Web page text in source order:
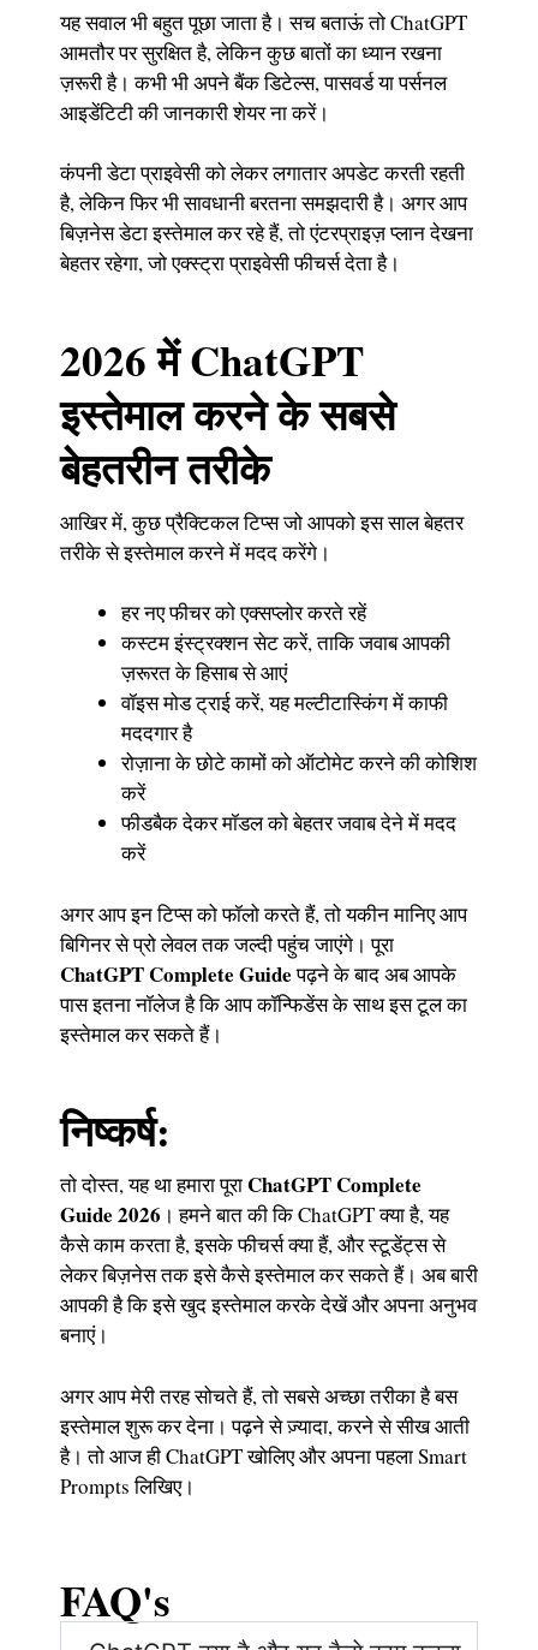
यह सवाल भी बहुत पूछा जाता है। सच बताऊं तो ChatGPT
आमतौर पर सुरक्षित है, लेकिन कुछ बातों का ध्यान रखना
ज़रूरी है। कभी भी अपने बैंक डिटेल्स, पासवर्ड या पर्सनल
आइडेंटिटी की जानकारी शेयर ना करें।
कंपनी डेटा प्राइवेसी को लेकर लगातार अपडेट करती रहती
है, लेकिन फिर भी सावधानी बरतना समझदारी है। अगर आप
बिज़नेस डेटा इस्तेमाल कर रहे हैं, तो एंटरप्राइज़ प्लान देखना
बेहतर रहेगा, जो एक्स्ट्रा प्राइवेसी फीचर्स देता है।
2026 में ChatGPT
इस्तेमाल करने के सबसे
बेहतरीन तरीके
आखिर में, कुछ प्रैक्टिकल टिप्स जो आपको इस साल बेहतर
तरीके से इस्तेमाल करने में मदद करेंगे।
हर नए फीचर को एक्सप्लोर करते रहें
कस्टम इंस्ट्रक्शन सेट करें, ताकि जवाब आपकी
ज़रूरत के हिसाब से आएं
वॉइस मोड ट्राई करें, यह मल्टीटास्किंग में काफी
मददगार है
रोज़ाना के छोटे कामों को ऑटोमेट करने की कोशिश
करें
फीडबैक देकर मॉडल को बेहतर जवाब देने में मदद
करें
अगर आप इन टिप्स को फॉलो करते हैं, तो यकीन मानिए आप
बिगिनर से प्रो लेवल तक जल्दी पहुंच जाएंगे। पूरा
ChatGPT Complete Guideपढ़ने के बाद अब आपके
पास इतना नॉलेज है कि आप कॉन्फिडेंस के साथ इस टूल का
इस्तेमाल कर सकते हैं।
निष्कर्ष:
तो दोस्त, यह था हमारा पूराChatGPT Complete
Guide 2026 । हमने बात की कि ChatGPT क्या है, यह
कैसे काम करता है, इसके फीचर्स क्या हैं, और स्टूडेंट्स से
लेकर बिज़नेस तक इसे कैसे इस्तेमाल कर सकते हैं। अब बारी
आपकी है कि इसे खुद इस्तेमाल करके देखें और अपना अनुभव
बनाएं।
अगर आप मेरी तरह सोचते हैं, तो सबसे अच्छा तरीका है बस
इस्तेमाल शुरू कर देना। पढ़ने से ज़्यादा, करने से सीख आती
है। तो आज ही ChatGPT खोलिए और अपना पहला Smart
Prompts लिखिए।
FAQ's